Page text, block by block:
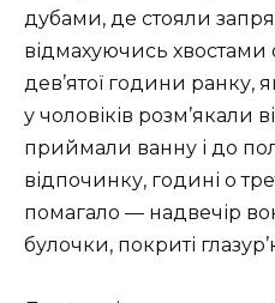
дубами, де стояли
відмахуючись
дев’ятої години ранку,
у чоловіків розм’якали
приймали ванну і до
відпочинку, годині о
помагало — надвечір
булочки, покриті